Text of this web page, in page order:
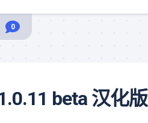
0
beta 汉化版